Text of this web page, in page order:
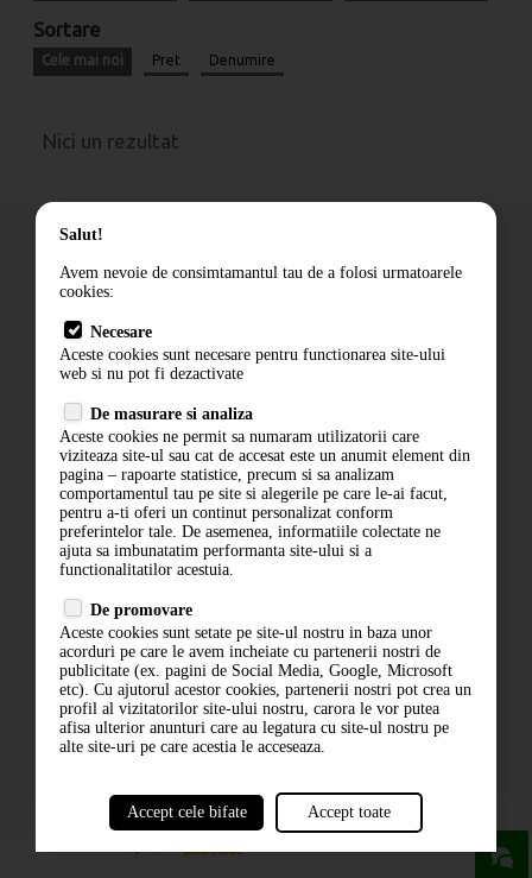
Sortare
Cele mai noi Pret Denumire
Nici un rezultat
Cum comand
Livrare
Contact
Politica de confidentialitate
ANPC
ABONARE LA NEWSLETTER
ABONARE
Salut!
Avem nevoie de consimtamantul tau de a folosi urmatoarele
cookies:
Necesare
Aceste cookies sunt necesare pentru functionarea site-ului
web si nu pot fi dezactivate
De masurare si analiza
Aceste cookies ne permit sa numaram utilizatorii care
viziteaza site-ul sau cat de accesat este un anumit element din
pagina – rapoarte statistice, precum si sa analizam
comportamentul tau pe site si alegerile pe care le-ai facut,
pentru a-ti oferi un continut personalizat conform
preferintelor tale. De asemenea, informatiile colectate ne
ajuta sa imbunatatim performanta site-ului si a
functionalitatilor acestuia.
De promovare
Aceste cookies sunt setate pe site-ul nostru in baza unor
acorduri pe care le avem incheiate cu partenerii nostri de
publicitate (ex. pagini de Social Media, Google, Microsoft
etc). Cu ajutorul acestor cookies, partenerii nostri pot crea un
profil al vizitatorilor site-ului nostru, carora le vor putea
afisa ulterior anunturi care au legatura cu site-ul nostru pe
alte site-uri pe care acestia le acceseaza.
Accept cele bifate Accept toate